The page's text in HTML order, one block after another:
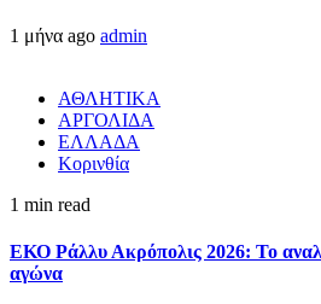
1 μήνα ago admin
ΑΘΛΗΤΙΚΑ
ΑΡΓΟΛΙΔΑ
ΕΛΛΑΔΑ
Κορινθία
1 min read
ΕΚΟ Ράλλυ Ακρόπολις 2026: Το
αγώνα